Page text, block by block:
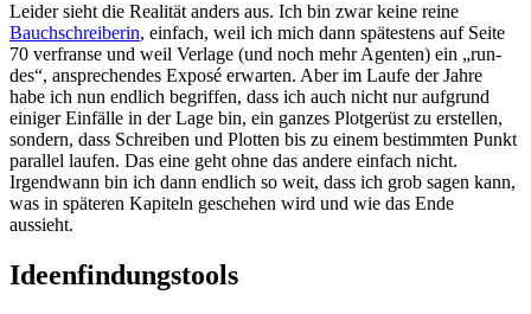
Leider sieht die Realität anders aus. Ich bin zwar kei­ne rei­ne
Bauchschreiberin, ein­fach, weil ich mich dann spä­tes­tens auf Seite
70 ver­fran­se und weil Verlage (und noch mehr Agenten) ein „run­
des“, anspre­chen­des Exposé erwar­ten. Aber im Laufe der Jahre
habe ich nun end­lich begrif­fen, dass ich auch nicht nur auf­grund
eini­ger Einfälle in der Lage bin, ein gan­zes Plotgerüst zu erstel­len,
son­dern, dass Schreiben und Plotten bis zu einem bestimm­ten Punkt
par­al­lel lau­fen. Das eine geht ohne das ande­re ein­fach nicht.
Irgendwann bin ich dann end­lich so weit, dass ich grob sagen kann,
was in spä­te­ren Kapiteln gesche­hen wird und wie das Ende
aussieht.
Ideenfindungstools